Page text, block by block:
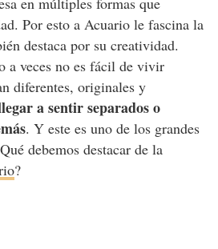
Por esto a Acuario le fascina la
destaca por su creatividad.
a veces no es fácil de vivir
diferentes, originales y
a sentir separados o
. Y este es uno de los grandes
debemos destacar de la
?